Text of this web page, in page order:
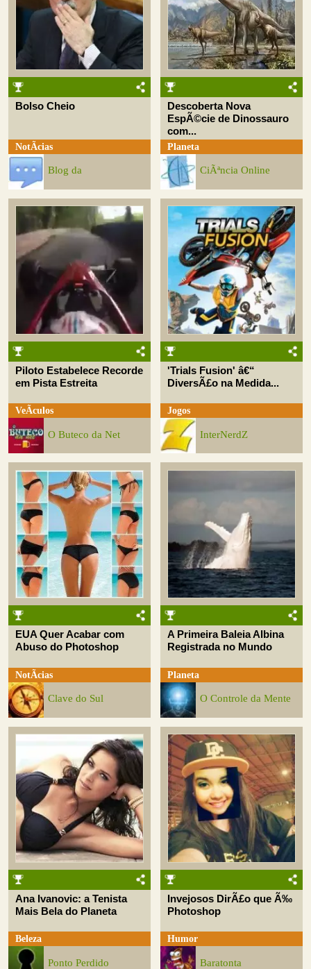
Bolso Cheio
NotÃ­cias
Blog da
Descoberta Nova
EspÃ©cie de Dinossauro
com...
Planeta
CiÃªncia Online
Piloto Estabelece Recorde
em Pista Estreita
VeÃ­culos
O Buteco da Net
'Trials Fusion' â€“
DiversÃ£o na Medida...
Jogos
InterNerdZ
EUA Quer Acabar com
Abuso do Photoshop
NotÃ­cias
Clave do Sul
A Primeira Baleia Albina
Registrada no Mundo
Planeta
O Controle da Mente
Ana Ivanovic: a Tenista
Mais Bela do Planeta
Beleza
Ponto Perdido
Invejosos DirÃ£o que Ã‰
Photoshop
Humor
Baratonta